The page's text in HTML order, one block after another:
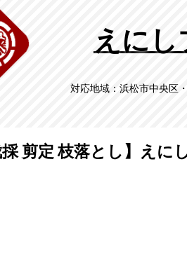
えに
対応地域：​浜松市中央区
採 剪定 枝落とし】え